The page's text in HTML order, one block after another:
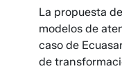
La propuesta
mode­los de
caso de
de